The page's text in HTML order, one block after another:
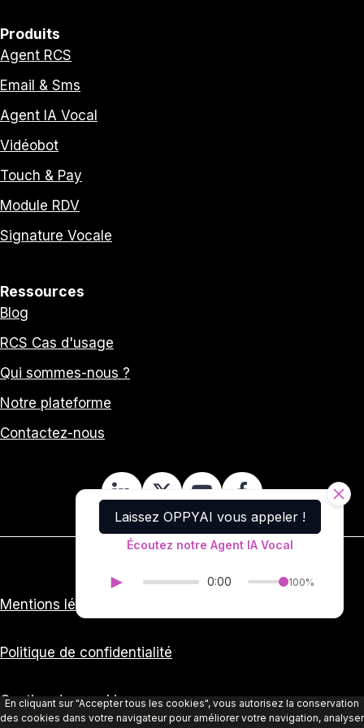
Produits
Agent RCS
Email & Sms
Agent IA Vocal
Vidéobot
Touch & Pay
Module RDV
Signature Vocale
Ressources
Blog
RCS Cas d'usage
Qui sommes-nous ?
Notre plateforme
Contactez-nous
Mentions légales
Politique de confidentialité
Gestion des cookies
Laissez OPPYAI vous appeler !
Écoutez notre Agent IA Vocal
► 0:00 100%
En cliquant sur "Accepter tous les cookies", vous autorisez la conservation
des cookies dans votre navigateur pour améliorer votre navigation, analyser